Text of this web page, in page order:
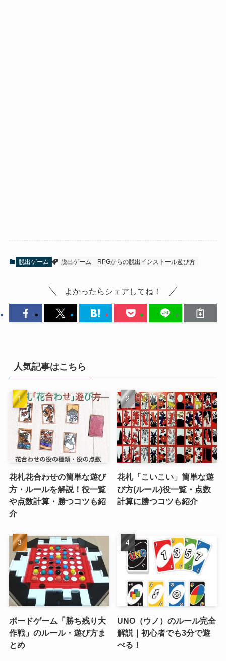
脱出ゲーム 脱出ゲーム RPGからの脱出インストール遊び方
よかったらシェアしてね！
人気記事はこちら
花札花合わせの簡単な遊び
方・ルールを解説！役一覧
や点数計算・勝つコツも紹
介
花札「こいこい」簡単な遊
び方(ルール)役一覧・点数
計算に勝つコツも紹介
ボードゲーム「勝ち残り大
作戦」のルール・遊び方ま
とめ
UNO（ウノ）のルール完全
解説｜初心者でも3分で遊
べる！